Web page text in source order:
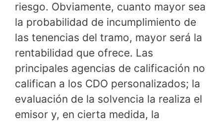
riesgo. Obviamente, cuanto mayor sea
la probabilidad de incumplimiento de
las tenencias del tramo, mayor será la
rentabilidad que ofrece. Las
principales agencias de calificación no
califican a los CDO personalizados; la
evaluación de la solvencia la realiza el
emisor y, en cierta medida, la